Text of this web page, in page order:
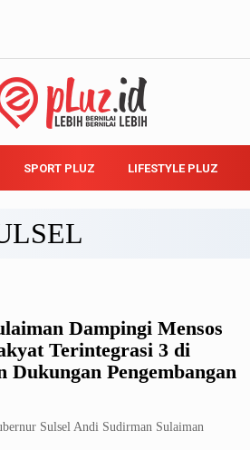
SPORT PLUZ LIFESTYLE PLUZ
Dampingi Mensos
Terintegrasi 3 di
Dukungan Pengembangan
Sulsel Andi Sudirman Sulaiman